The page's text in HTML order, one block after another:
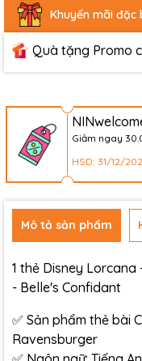
Khuyến mãi đặc
Quà tặng Promo
Giảm ngay
HSD: 31/12/
Mô tả sản phẩm
1 thẻ Disney
- Belle's Confidant
✅ Sản phẩm thẻ bài
Ravensburger